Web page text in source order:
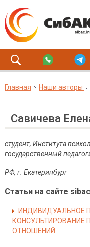
Главная Наши авторы
Савичева
cтудент, Института
государственный
РФ, г. Екатеринбург
Статьи на сайте
ИНДИВИДУАЛЬНОЕ
КОНСУЛЬТИРОВАНИЕ
ОТНОШЕНИЙ